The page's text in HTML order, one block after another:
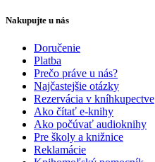
Nakupujte u nás
Doručenie
Platba
Prečo práve u nás?
Najčastejšie otázky
Rezervácia v kníhkupectve
Ako čítať e-knihy
Ako počúvať audioknihy
Pre školy a knižnice
Reklamácie